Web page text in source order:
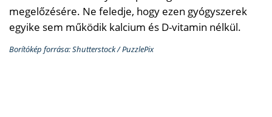
megelőzésére. Ne feledje, hogy ezen gyógyszerek
egyike sem működik kalcium és D-vitamin nélkül.
Borítókép forrása: Shutterstock / PuzzlePix